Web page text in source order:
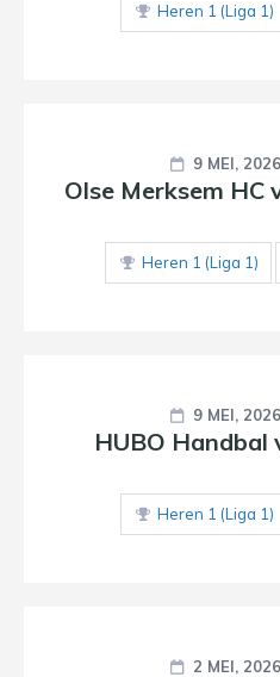
Heren 1 (Liga 1)
9 MEI, 2026
Olse Merksem HC
Heren 1 (Liga 1)
9 MEI, 2026
HUBO Handbal
Heren 1 (Liga 1)
2 MEI, 2026